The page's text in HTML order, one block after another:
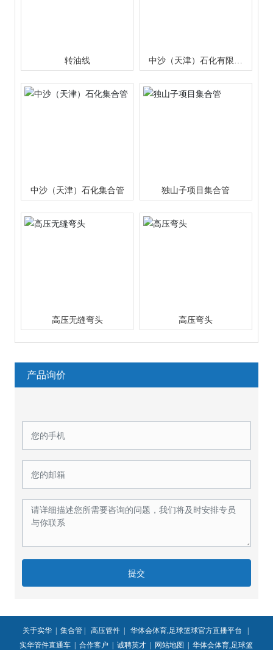
转油线
中沙（天津）石化有限公
司集合管
中沙（天津）石化集合管 独山子项目集合管
高压无缝弯头 高压弯头
产品询价
提交
关于实华| 集合管| 高压管件| 华体会体育,足球篮球官方直播平台
实华管件直通车 |合作客户 |诚聘英才 网站地图 |华体会体育,足球篮